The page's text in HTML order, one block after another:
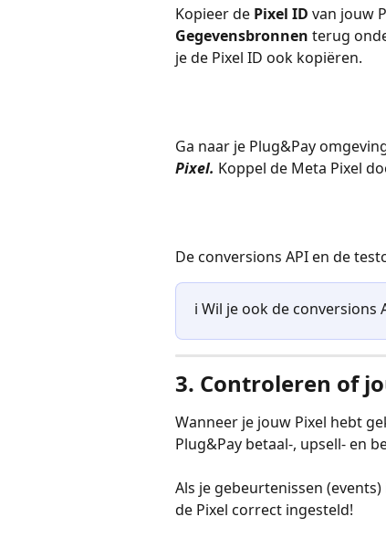
Kopieer de Pixel ID van jouw
Gegevensbronnen terug
je de Pixel ID ook kopiëren.
Ga naar je Plug&Pay
Pixel. Koppel de Meta Pixel
De conversions API en de
ℹ️ Wil je ook de conversions
3. Controleren of
Wanneer je jouw Pixel hebt
Plug&Pay betaal-, upsell- en
Als je gebeurtenissen
de Pixel correct ingesteld!